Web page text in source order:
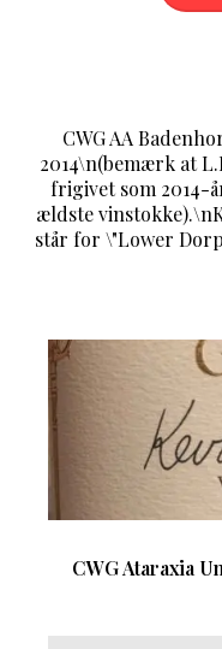
CWG AA
2014\n(bemærk at
frigivet som 2014-
ældste
står for \"Lower
CWG Ataraxia